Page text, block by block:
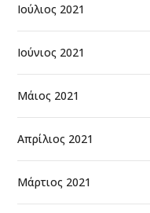
Ιούλιος 2021
Ιούνιος 2021
Μάιος 2021
Απρίλιος 2021
Μάρτιος 2021